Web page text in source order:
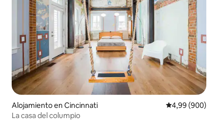
Alojamiento en Cincinnati Calificación
4,99 (900)
La casa del columpio